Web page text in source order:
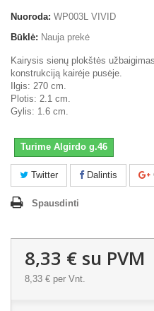
Nuoroda: WP003L VIVID
Būklė: Nauja prekė
Kairysis sienų plokštės
konstrukciją kairėje pusėje.
Ilgis: 270 cm.
Plotis: 2.1 cm.
Gylis: 1.6 cm.
Turime Algirdo g.46
Twitter Dalintis
Spausdinti
8,33 € su PVM
8,33 € per Vnt.